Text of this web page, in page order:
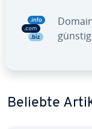
Beliebte